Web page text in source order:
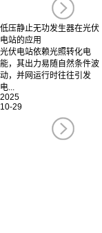
低压静止无功发生器在光伏
电站的应用
光伏电站依赖光照转化电
能，其出力易随自然条件波
动，并网运行时往往引发
电...
2025
10-29